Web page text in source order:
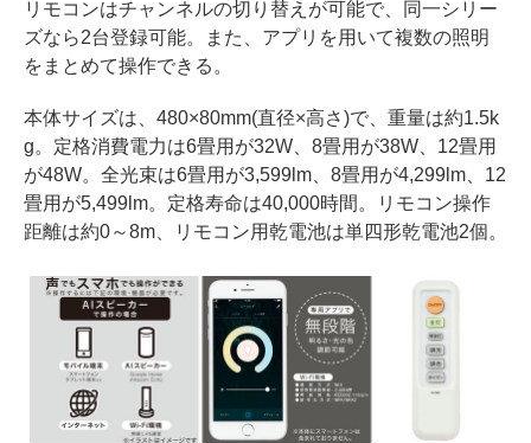
リモコンはチャンネルの切り替えが可能で、同一シリー
ズなら2台登録可能。また、アプリを用いて複数の照明
をまとめて操作できる。
本体サイズは、480×80mm(直径×高さ)で、重量は約1.5k
g。定格消費電力は6畳用が32W、8畳用が38W、12畳用
が48W。全光束は6畳用が3,599lm、8畳用が4,299lm、12
畳用が5,499lm。定格寿命は40,000時間。リモコン操作
距離は約0～8m、リモコン用乾電池は単四形乾電池2個。